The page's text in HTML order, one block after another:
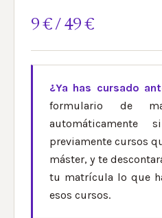
9 € / 49 €
¿Ya has cursado
formulario de
automáticamente
previamente cursos
máster, y te
tu matrícula lo que
esos cursos.